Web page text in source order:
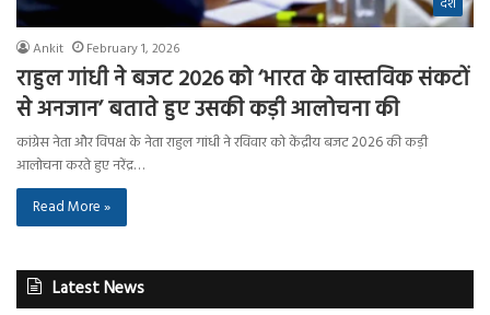
Ankit February 1, 2026
राहुल गांधी ने बजट 2026 को ‘भारत के वास्तविक संकटों
से अनजान’ बताते हुए उसकी कड़ी आलोचना की
कांग्रेस नेता और विपक्ष के नेता राहुल गांधी ने रविवार को केंद्रीय बजट 2026 की कड़ी
आलोचना करते हुए नरेंद्र…
Read More »
Latest News